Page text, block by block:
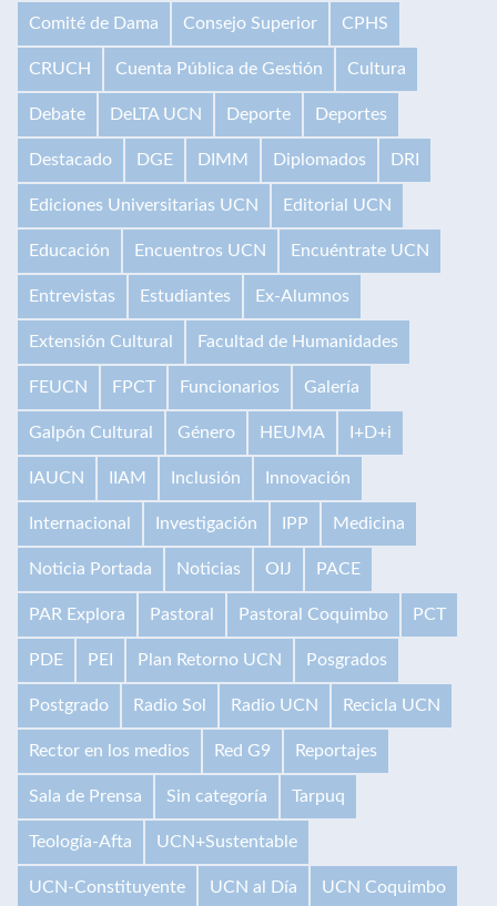
Comité de Dama Consejo Superior CPHS
CRUCH Cuenta Pública de Gestión Cultura
Debate DeLTA UCN Deporte Deportes
Destacado DGE DIMM Diplomados DRI
Ediciones Universitarias UCN Editorial UCN
Educación Encuentros UCN Encuéntrate UCN
Entrevistas Estudiantes Ex-Alumnos
Extensión Cultural Facultad de Humanidades
FEUCN FPCT Funcionarios Galería
Galpón Cultural Género HEUMA I+D+i
IAUCN IIAM Inclusión Innovación
Internacional Investigación IPP Medicina
Noticia Portada Noticias OIJ PACE
PAR Explora Pastoral Pastoral Coquimbo PCT
PDE PEI Plan Retorno UCN Posgrados
Postgrado Radio Sol Radio UCN Recicla UCN
Rector en los medios Red G9 Reportajes
Sala de Prensa Sin categoría Tarpuq
Teología-Afta UCN+Sustentable
UCN-Constituyente UCN al Día UCN Coquimbo